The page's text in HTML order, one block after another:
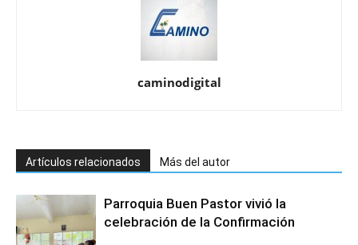
caminodigital
Artículos relacionados Más del autor
Parroquia Buen Pastor vivió la
celebración de la Confirmación